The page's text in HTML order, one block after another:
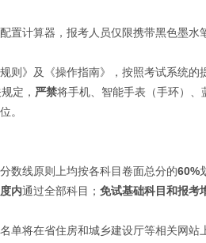
计算器，报考人员仅限携带黑色墨水
》及《操作指南》，按照考试系统的
定， 严禁将手机、智能手表（手环）
。
线原则上均按各科目卷面总分的60%
内通过全部科目； 免试基础科目和报考
将在省住房和城乡建设厅等相关网站